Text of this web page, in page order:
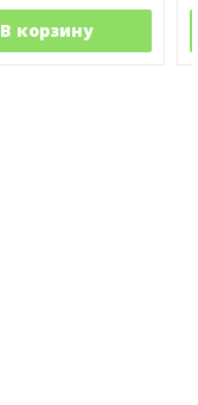
В корзину